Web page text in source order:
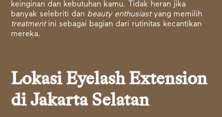
keinginan dan kebutuhan kamu. Tidak heran jika
banyak selebriti dan beauty enthusiastyang memilih
treatmentini sebagai bagian dari rutinitas kecantikan
mereka.
Lokasi Eyelash Extension
di Jakarta Selatan